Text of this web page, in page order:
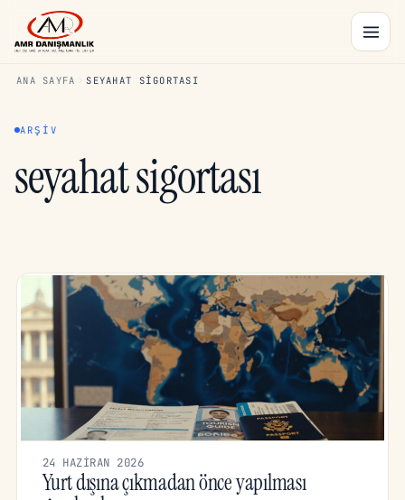
ANA SAYFA SEYAHAT SIGORTASI
ARŞIV
seyahat sigortası
24 HAZIRAN 2026
Yurt dışına çıkmadan önce yapılması